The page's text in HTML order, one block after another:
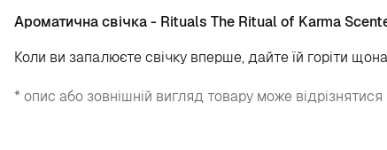
Ароматична свічка - Rituals The Ritual of Karma
Коли ви запалюєте свічку вперше, дайте їй горіти
* опис або зовнішній вигляд товару може відрізнятися